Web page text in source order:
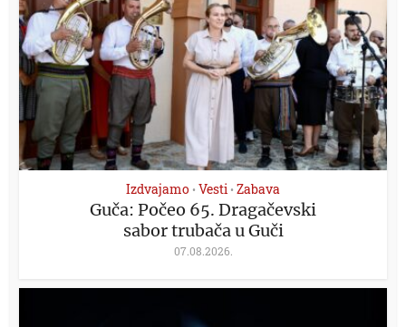
Izdvajamo • Vesti • Zabava
Guča: Počeo 65. Dragačevski
sabor trubača u Guči
07.08.2026.